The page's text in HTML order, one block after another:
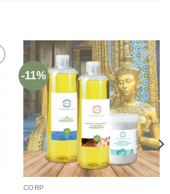
-11%
Adaugă
la
Favorite
CORP